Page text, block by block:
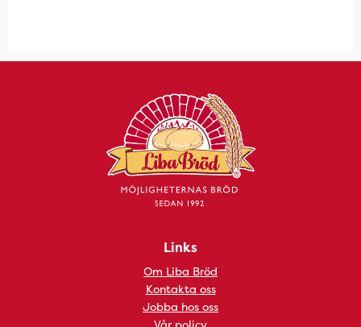
Links
Om Liba Bröd
Kontakta oss
Jobba hos oss